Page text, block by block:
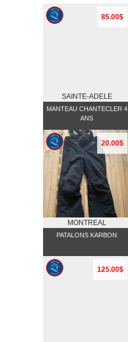
85.00$
SAINTE-ADELE
MANTEAU CHANTECLER 4
ANS
20.00$
MONTREAL
PATALONS KARBON
125.00$